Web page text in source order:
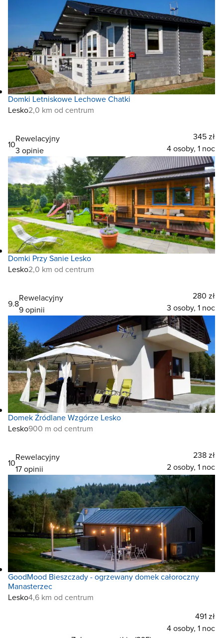
Domki Letniskowe Lechowe Chatki
Lesko2,0 km od centrum
10
Rewelacyjny
3 opinie
345 zł
4 osoby, 1 noc
Domki Przy Sanie Lesko
Lesko2,0 km od centrum
9.8
Rewelacyjny
9 opinii
280 zł
3 osoby, 1 noc
Domek Źródlane Wzgórze Lesko
Lesko900 m od centrum
10
Rewelacyjny
17 opinii
238 zł
2 osoby, 1 noc
GoodMood Bieszczady - ogrzewany domek całoroczny
Manasterzec
Lesko4,6 km od centrum
491 zł
4 osoby, 1 noc